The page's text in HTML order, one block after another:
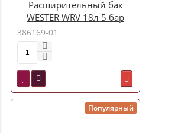
Расширительный бак
WESTER WRV 18л 5 бар
386169-01
Популярный